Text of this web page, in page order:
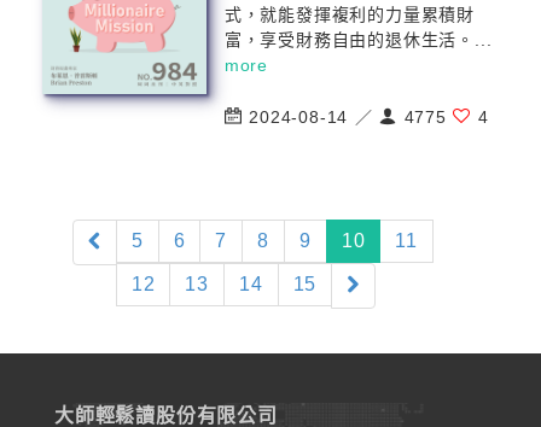
式，就能發揮複利的力量累積財
富，享受財務自由的退休生活。...
more
2024-08-14 ／ 4775 4
5 6 7 8 9 10(current)
11
12 13 14 15
大師輕鬆讀股份有限公司